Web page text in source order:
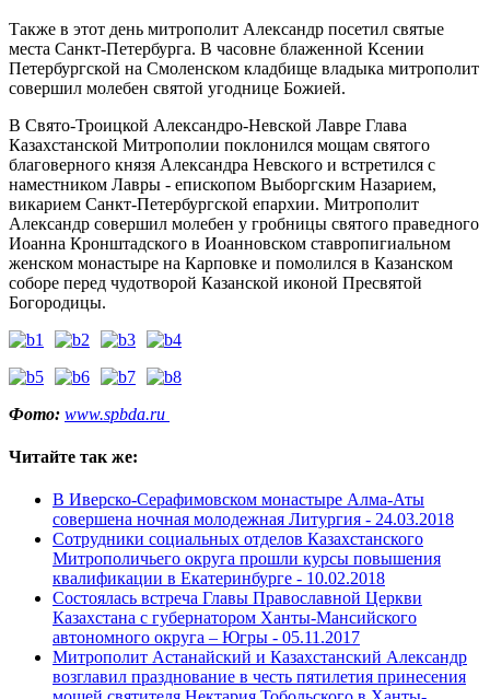
Также в этот день митрополит Александр посетил святые
места Санкт-Петербурга. В часовне блаженной Ксении
Петербургской на Смоленском кладбище владыка митрополит
совершил молебен святой угоднице Божией.
В Свято-Троицкой Александро-Невской Лавре Глава
Казахстанской Митрополии поклонился мощам святого
благоверного князя Александра Невского и встретился с
наместником Лавры - епископом Выборгским Назарием,
викарием Санкт-Петербургской епархии. Митрополит
Александр совершил молебен у гробницы святого праведного
Иоанна Кронштадского в Иоанновском ставропигиальном
женском монастыре на Карповке и помолился в Казанском
соборе перед чудотворой Казанской иконой Пресвятой
Богородицы.
Фото: www.spbda.ru
Читайте так же:
В Иверско-Серафимовском монастыре Алма-Аты
совершена ночная молодежная Литургия - 24.03.2018
Сотрудники социальных отделов Казахстанского
Митрополичьего округа прошли курсы повышения
квалификации в Екатеринбурге - 10.02.2018
Состоялась встреча Главы Православной Церкви
Казахстана с губернатором Ханты-Мансийского
автономного округа – Югры - 05.11.2017
Митрополит Астанайский и Казахстанский Александр
возглавил празднование в честь пятилетия принесения